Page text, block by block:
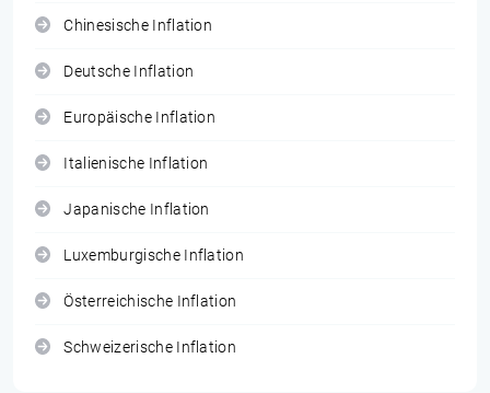
Chinesische Inflation
Deutsche Inflation
Europäische Inflation
Italienische Inflation
Japanische Inflation
Luxemburgische Inflation
Österreichische Inflation
Schweizerische Inflation